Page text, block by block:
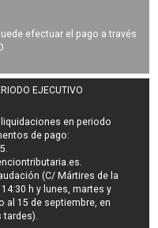
efectuar el pago a través
EJECUTIVO
en periodo
de pago:
.
(C/ Mártires de la
h y lunes, martes y
al 15 de septiembre, en
tardes).